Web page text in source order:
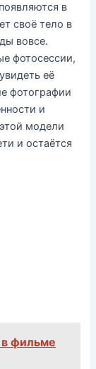
в
своё тело в
вовсе.
фотосессии,
её
фотографии
и
модели
и остаётся
в фильме